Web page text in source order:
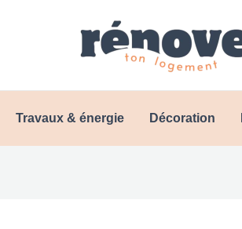
Travaux & énergie Décoration